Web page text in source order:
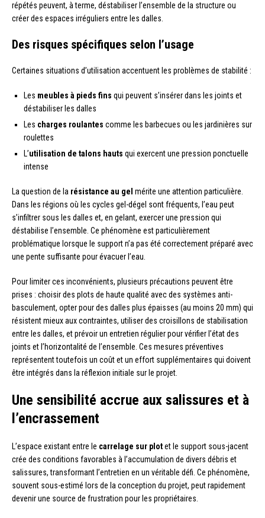
répétés peuvent, à terme, déstabiliser l’ensemble de la structure ou
créer des espaces irréguliers entre les dalles.
Des risques spécifiques selon l’usage
Certaines situations d’utilisation accentuent les problèmes de stabilité :
Les meubles à pieds fins qui peuvent s’insérer dans les joints et
déstabiliser les dalles
Les charges roulantes comme les barbecues ou les jardinières sur
roulettes
L’utilisation de talons hauts qui exercent une pression ponctuelle
intense
La question de la résistance au gel mérite une attention particulière.
Dans les régions où les cycles gel-dégel sont fréquents, l’eau peut
s’infiltrer sous les dalles et, en gelant, exercer une pression qui
déstabilise l’ensemble. Ce phénomène est particulièrement
problématique lorsque le support n’a pas été correctement préparé avec
une pente suffisante pour évacuer l’eau.
Pour limiter ces inconvénients, plusieurs précautions peuvent être
prises : choisir des plots de haute qualité avec des systèmes anti-
basculement, opter pour des dalles plus épaisses (au moins 20 mm) qui
résistent mieux aux contraintes, utiliser des croisillons de stabilisation
entre les dalles, et prévoir un entretien régulier pour vérifier l’état des
joints et l’horizontalité de l’ensemble. Ces mesures préventives
représentent toutefois un coût et un effort supplémentaires qui doivent
être intégrés dans la réflexion initiale sur le projet.
Une sensibilité accrue aux salissures et à
l’encrassement
L’espace existant entre le carrelage sur plotet le support sous-jacent
crée des conditions favorables à l’accumulation de divers débris et
salissures, transformant l’entretien en un véritable défi. Ce phénomène,
souvent sous-estimé lors de la conception du projet, peut rapidement
devenir une source de frustration pour les propriétaires.